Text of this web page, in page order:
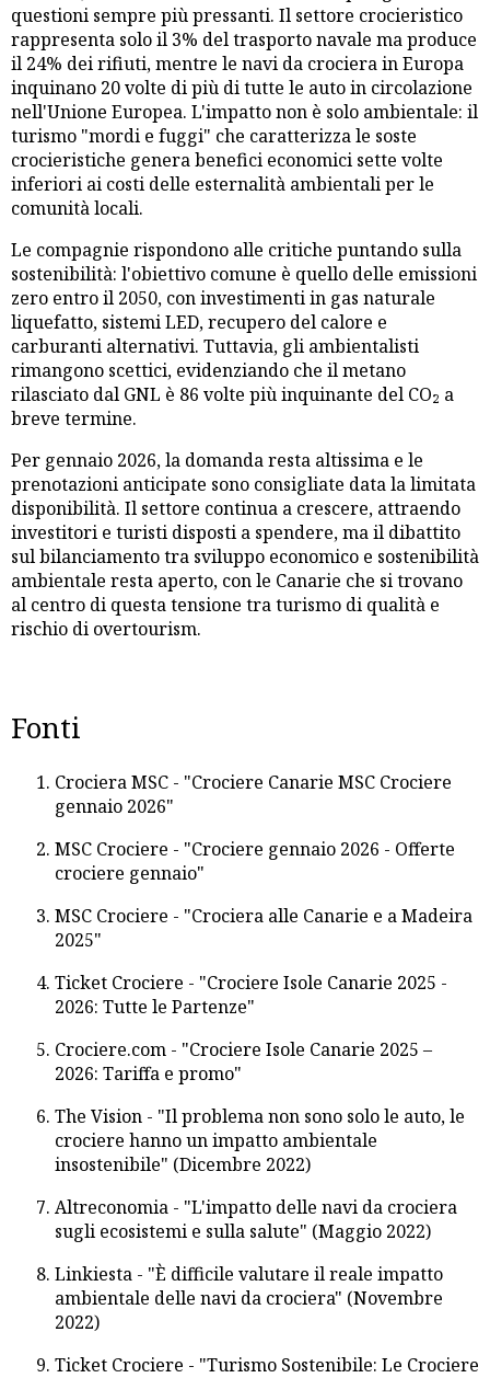
questioni sempre più pressanti. Il settore crocieristico
rappresenta solo il 3% del trasporto navale ma produce
il 24% dei rifiuti, mentre le navi da crociera in Europa
inquinano 20 volte di più di tutte le auto in circolazione
nell'Unione Europea. L'impatto non è solo ambientale: il
turismo "mordi e fuggi" che caratterizza le soste
crocieristiche genera benefici economici sette volte
inferiori ai costi delle esternalità ambientali per le
comunità locali.
Le compagnie rispondono alle critiche puntando sulla
sostenibilità: l'obiettivo comune è quello delle emissioni
zero entro il 2050, con investimenti in gas naturale
liquefatto, sistemi LED, recupero del calore e
carburanti alternativi. Tuttavia, gli ambientalisti
rimangono scettici, evidenziando che il metano
rilasciato dal GNL è 86 volte più inquinante del CO₂ a
breve termine.
Per gennaio 2026, la domanda resta altissima e le
prenotazioni anticipate sono consigliate data la limitata
disponibilità. Il settore continua a crescere, attraendo
investitori e turisti disposti a spendere, ma il dibattito
sul bilanciamento tra sviluppo economico e sostenibilità
ambientale resta aperto, con le Canarie che si trovano
al centro di questa tensione tra turismo di qualità e
rischio di overtourism.
Fonti
Crociera MSC - "Crociere Canarie MSC Crociere
gennaio 2026"
MSC Crociere - "Crociere gennaio 2026 - Offerte
crociere gennaio"
MSC Crociere - "Crociera alle Canarie e a Madeira
2025"
Ticket Crociere - "Crociere Isole Canarie 2025 -
2026: Tutte le Partenze"
Crociere.com - "Crociere Isole Canarie 2025 –
2026: Tariffa e promo"
The Vision - "Il problema non sono solo le auto, le
crociere hanno un impatto ambientale
insostenibile" (Dicembre 2022)
Altreconomia - "L'impatto delle navi da crociera
sugli ecosistemi e sulla salute" (Maggio 2022)
Linkiesta - "È difficile valutare il reale impatto
ambientale delle navi da crociera" (Novembre
2022)
Ticket Crociere - "Turismo Sostenibile: Le Crociere